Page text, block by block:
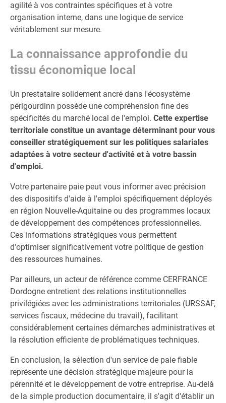
agilité à vos contraintes spécifiques et à votre
organisation interne, dans une logique de service
véritablement sur mesure.
La connaissance approfondie du
tissu économique local
Un prestataire solidement ancré dans l'écosystème
périgourdinn possède une compréhension fine des
spécificités du marché local de l'emploi. Cette expertise
territoriale constitue un avantage déterminant pour vous
conseiller stratégiquement sur les politiques salariales
adaptées à votre secteur d'activité et à votre bassin
d'emploi.
Votre partenaire paie peut vous informer avec précision
des dispositifs d'aide à l'emploi spécifiquement déployés
en région Nouvelle-Aquitaine ou des programmes locaux
de développement des compétences professionnelles.
Ces informations stratégiques vous permettent
d'optimiser significativement votre politique de gestion
des ressources humaines.
Par ailleurs, un acteur de référence comme CERFRANCE
Dordogne entretient des relations institutionnelles
privilégiées avec les administrations territoriales (URSSAF,
services fiscaux, médecine du travail), facilitant
considérablement certaines démarches administratives et
la résolution efficiente de problématiques techniques.
En conclusion, la sélection d'un service de paie fiable
représente une décision stratégique majeure pour la
pérennité et le développement de votre entreprise. Au-delà
de la simple production documentaire, il s'agit d'établir un